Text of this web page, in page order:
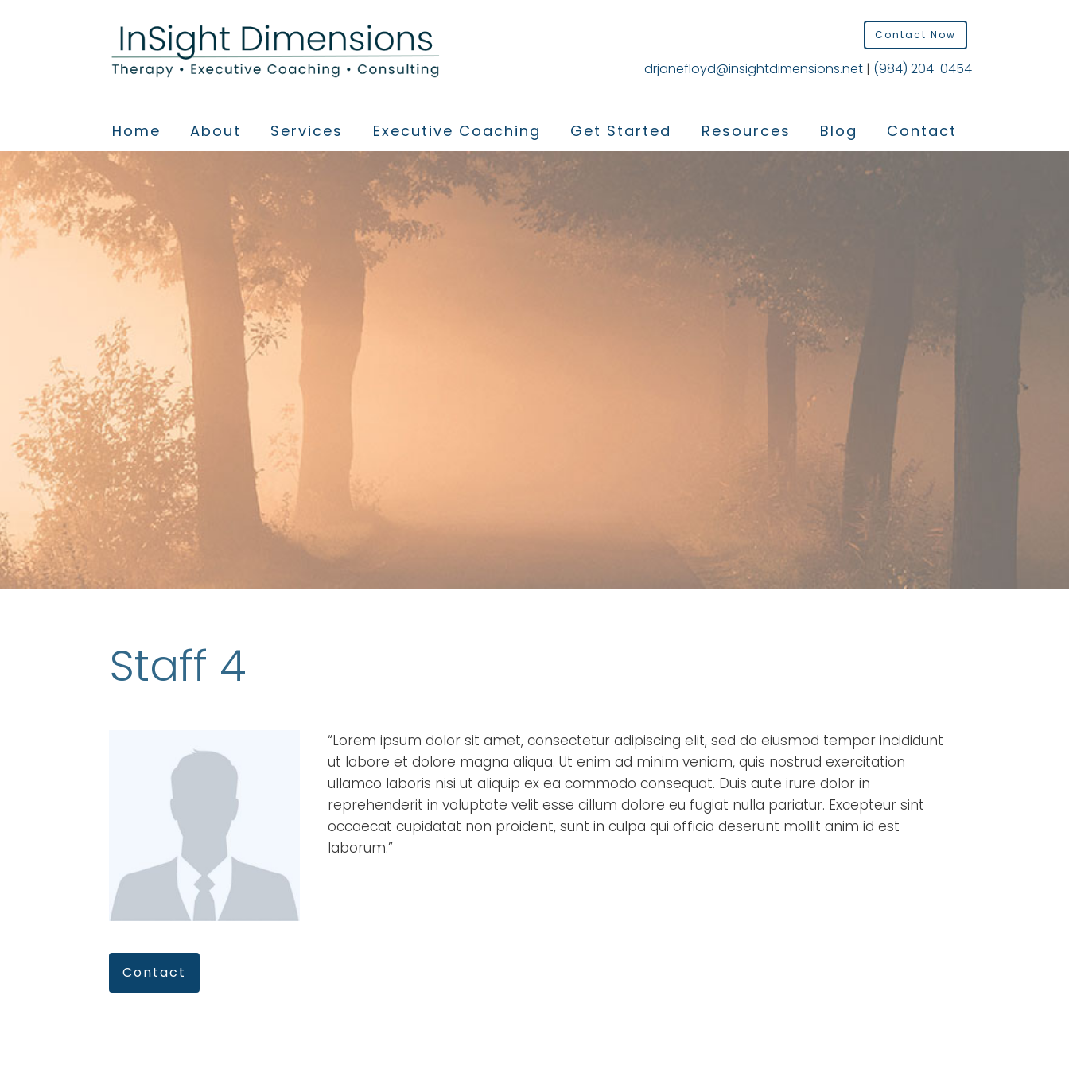
Home About Services Executive Coaching Get Started Resources Blog Contact
Contact Now
drjanefloyd@insightdimensions.net | (984) 204-0454
Staff 4
“Lorem ipsum dolor sit amet, consectetur adipiscing elit, sed do eiusmod tempor incididunt
ut labore et dolore magna aliqua. Ut enim ad minim veniam, quis nostrud exercitation
ullamco laboris nisi ut aliquip ex ea commodo consequat. Duis aute irure dolor in
reprehenderit in voluptate velit esse cillum dolore eu fugiat nulla pariatur. Excepteur sint
occaecat cupidatat non proident, sunt in culpa qui officia deserunt mollit anim id est
laborum.”
Contact